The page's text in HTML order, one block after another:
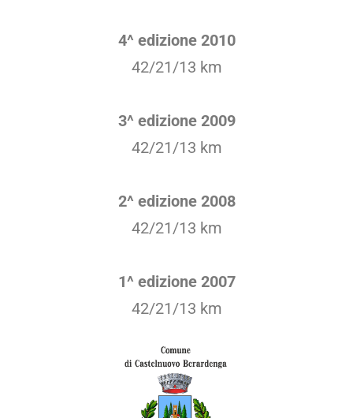
4^ edizione 2010
42/21/13 km
3^ edizione 2009
42/21/13 km
2^ edizione 2008
42/21/13 km
1^ edizione 2007
42/21/13 km